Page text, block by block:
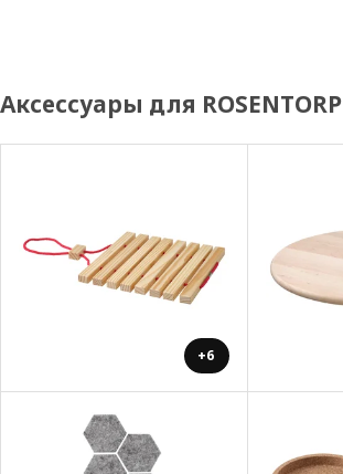
Аксессуары для ROSENTORP
+6